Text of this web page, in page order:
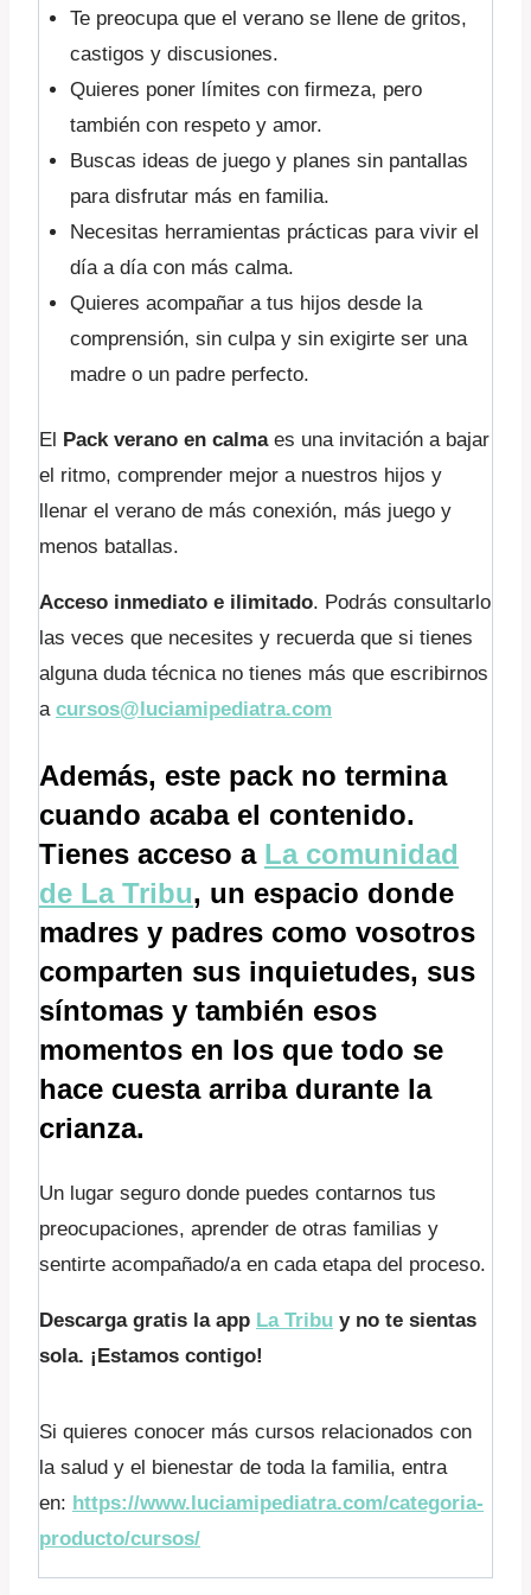
Te preocupa que el verano se llene de gritos,
castigos y discusiones.
Quieres poner límites con firmeza, pero
también con respeto y amor.
Buscas ideas de juego y planes sin pantallas
para disfrutar más en familia.
Necesitas herramientas prácticas para vivir el
día a día con más calma.
Quieres acompañar a tus hijos desde la
comprensión, sin culpa y sin exigirte ser una
madre o un padre perfecto.
El Pack verano en calmaes una invitación a bajar
el ritmo, comprender mejor a nuestros hijos y
llenar el verano de más conexión, más juego y
menos batallas.
Acceso inmediato e ilimitado. Podrás consultarlo
las veces que necesites y recuerda que si tienes
alguna duda técnica no tienes más que escribirnos
a cursos@luciamipediatra.com
Además, este pack no termina
cuando acaba el contenido.
Tienes acceso a La comunidad
de La Tribu, un espacio donde
madres y padres como vosotros
comparten sus inquietudes, sus
síntomas y también esos
momentos en los que todo se
hace cuesta arriba durante la
crianza.
Un lugar seguro donde puedes contarnos tus
preocupaciones, aprender de otras familias y
sentirte acompañado/a en cada etapa del proceso.
Descarga gratis la app La Tribu y no te sientas
sola. ¡Estamos contigo!
Si quieres conocer más cursos relacionados con
la salud y el bienestar de toda la familia, entra
en: https://www.luciamipediatra.com/categoria-
producto/cursos/